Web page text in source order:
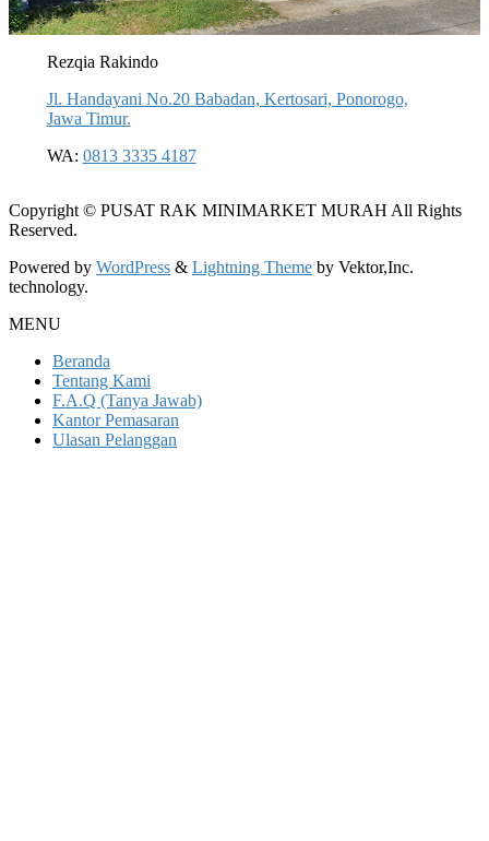
Rezqia Rakindo
Jl. Handayani No.20 Babadan, Kertosari, Ponorogo,
Jawa Timur.
WA: 0813 3335 4187
Copyright © PUSAT RAK MINIMARKET MURAH All Rights
Reserved.
Powered by WordPress & Lightning Theme by Vektor,Inc.
technology.
MENU
Beranda
Tentang Kami
F.A.Q (Tanya Jawab)
Kantor Pemasaran
Ulasan Pelanggan